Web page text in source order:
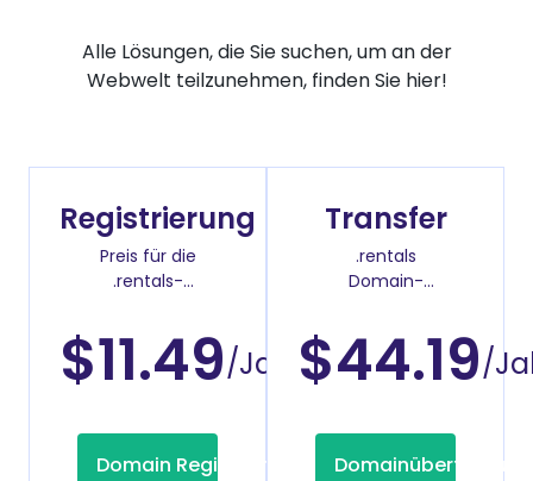
Alle Lösungen, die Sie suchen, um an der
Webwelt teilzunehmen, finden Sie hier!
Registrierung
Preis für die
.rentals-
$11.49/Jahr
Domain Registrierung
Transfer
.rentals
Domain-
$44.19/
Domainübertragung